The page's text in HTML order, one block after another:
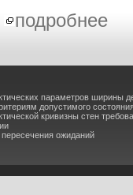
подробнее
параметров ширины
допустимого
кривизны стен
пересечения ожиданий